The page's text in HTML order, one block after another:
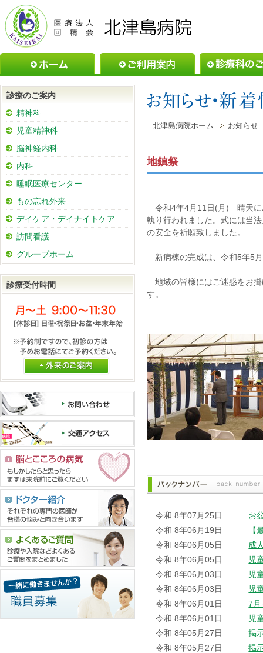
ホーム ご利用案内
北津島病院ホーム お知らせ
地鎮祭
令和4年4月11日(月) 晴天に
執り行われました。式には当
の安全を祈願致しました。
新病棟の完成は、令和5年5
地域の皆様にはご迷惑をお
す。
令和 8年07月25日
お
令和 8年06月19日
令和 8年06月05日
成
令和 8年06月05日
児
令和 8年06月03日
児
令和 8年06月03日
児
令和 8年06月01日
7月
令和 8年06月01日
児
令和 8年05月27日
掲
令和 8年05月27日
掲
診療のご案内
精神科
児童精神科
脳神経内科
内科
睡眠医療センター
もの忘れ外来
デイケア・デイナイトケア
訪問看護
グループホーム
診療受付時間
外来のご案内